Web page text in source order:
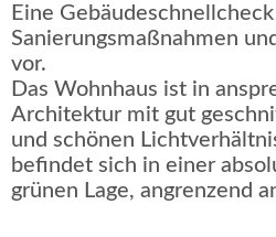
Eine
Sanierungsmaßnahmen
vor.
Das Wohnhaus ist in
Architektur mit gut
und schönen
befindet sich in einer
grünen Lage, angrenzend